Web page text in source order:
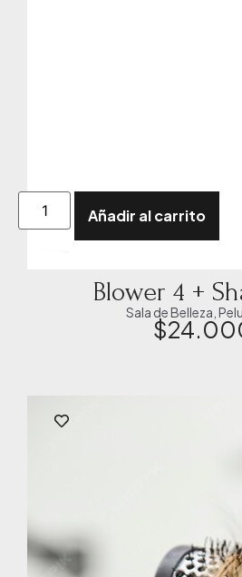
Añadir al carrito
Blower 4 +
Sala de Belleza
$